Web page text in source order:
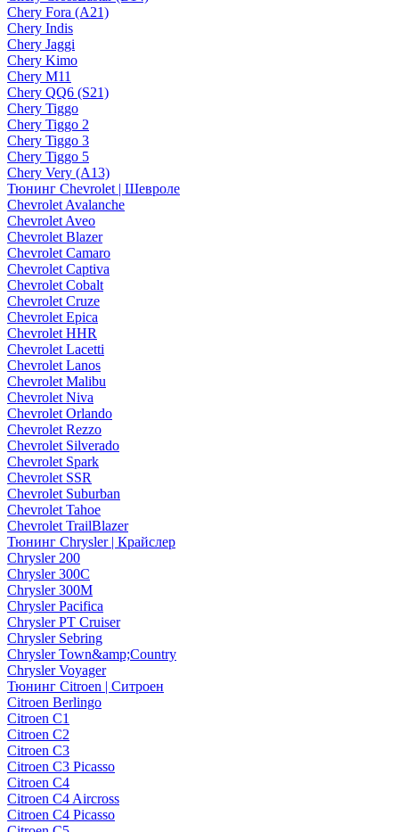
Chery Fora (A21)
Chery Indis
Chery Jaggi
Chery Kimo
Chery M11
Chery QQ6 (S21)
Chery Tiggo
Chery Tiggo 2
Chery Tiggo 3
Chery Tiggo 5
Chery Very (A13)
Тюнинг Chevrolet | Шевроле
Chevrolet Avalanche
Chevrolet Aveo
Chevrolet Blazer
Chevrolet Camaro
Chevrolet Captiva
Chevrolet Cobalt
Chevrolet Cruze
Chevrolet Epica
Chevrolet HHR
Chevrolet Lacetti
Chevrolet Lanos
Chevrolet Malibu
Chevrolet Niva
Chevrolet Orlando
Chevrolet Rezzo
Chevrolet Silverado
Chevrolet Spark
Chevrolet SSR
Chevrolet Suburban
Chevrolet Tahoe
Chevrolet TrailBlazer
Тюнинг Chrysler | Крайслер
Chrysler 200
Chrysler 300C
Chrysler 300M
Chrysler Pacifica
Chrysler PT Cruiser
Chrysler Sebring
Chrysler Town&amp;Country
Chrysler Voyager
Тюнинг Citroen | Ситроен
Citroen Berlingo
Citroen C1
Citroen C2
Citroen C3
Citroen C3 Picasso
Citroen C4
Citroen C4 Aircross
Citroen C4 Picasso